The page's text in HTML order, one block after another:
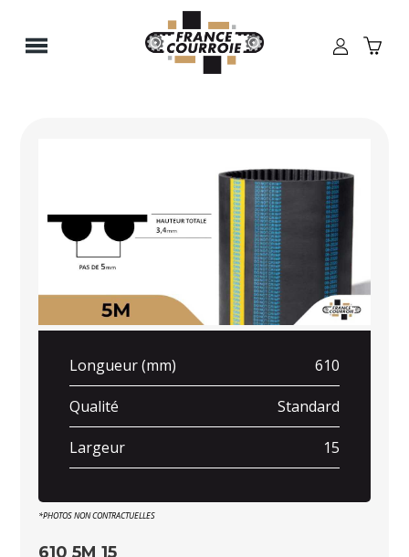
Longueur (mm) 610
Qualité Standard
Largeur 15
*PHOTOS NON CONTRACTUELLES
610 5M 15
Panneau de gestion des cookies